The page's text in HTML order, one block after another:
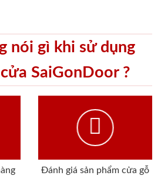
nói gì khi sử dụng
SaiGonDoor ?
Đánh giá sản phẩm cửa gỗ